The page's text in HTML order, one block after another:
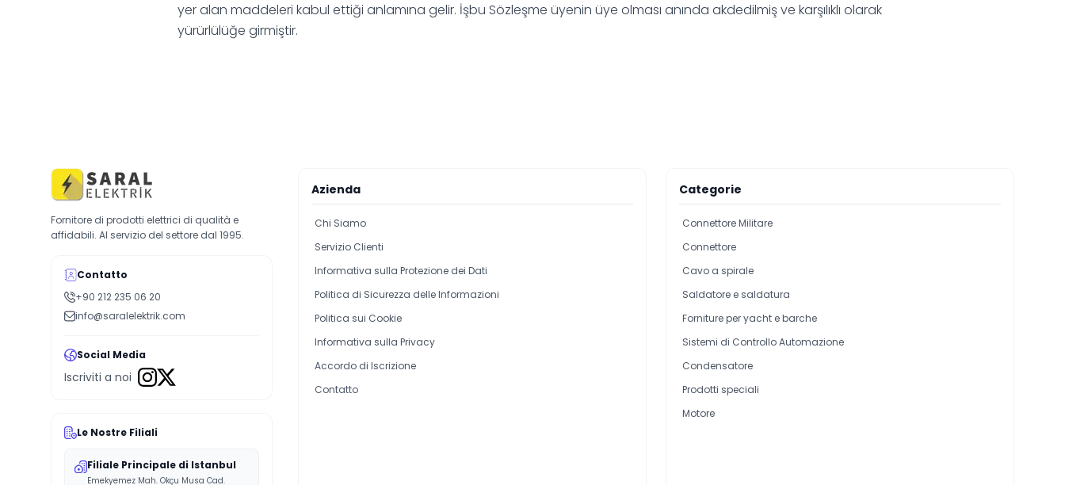
yer alan maddeleri kabul ettiği anlamına gelir. İşbu Sözleşme üyenin üye olması anında akdedilmiş ve karşılıklı olarak
yürürlülüğe girmiştir.
Fornitore di prodotti elettrici di qualità e
affidabili. Al servizio del settore dal 1995.
Contatto
+90 212 235 06 20
info@saralelektrik.com
Social Media
Iscriviti a noi
Le Nostre Filiali
Filiale Principale di Istanbul
Emekyemez Mah. Okçu Musa Cad.
Azienda
Chi Siamo
Servizio Clienti
Informativa sulla Protezione dei Dati
Politica di Sicurezza delle Informazioni
Politica sui Cookie
Informativa sulla Privacy
Accordo di Iscrizione
Contatto
Categorie
Connettore Militare
Connettore
Cavo a spirale
Saldatore e saldatura
Forniture per yacht e barche
Sistemi di Controllo Automazione
Condensatore
Prodotti speciali
Motore